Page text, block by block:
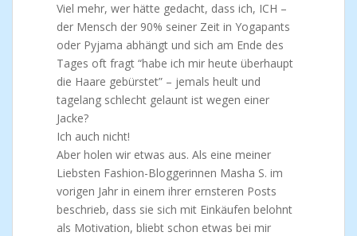
Viel mehr, wer hätte gedacht, dass ich, ICH –
der Mensch der 90% seiner Zeit in Yogapants
oder Pyjama abhängt und sich am Ende des
Tages oft fragt “habe ich mir heute überhaupt
die Haare gebürstet” – jemals heult und
tagelang schlecht gelaunt ist wegen einer
Jacke?
Ich auch nicht!
Aber holen wir etwas aus. Als eine meiner
Liebsten Fashion-Bloggerinnen Masha S. im
vorigen Jahr in einem ihrer ernsteren Posts
beschrieb, dass sie sich mit Einkäufen belohnt
als Motivation, bliebt schon etwas bei mir